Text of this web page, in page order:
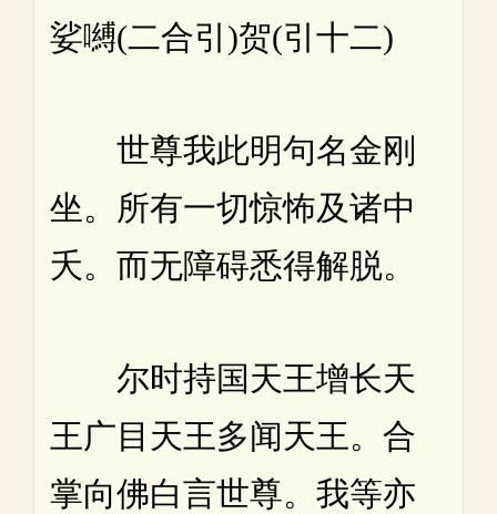
娑嚩(二合引)贺(引十二)
世尊我此明句名金刚
坐。所有一切惊怖及诸中
夭。而无障碍悉得解脱。
尔时持国天王增长天
王广目天王多闻天王。合
掌向佛白言世尊。我等亦